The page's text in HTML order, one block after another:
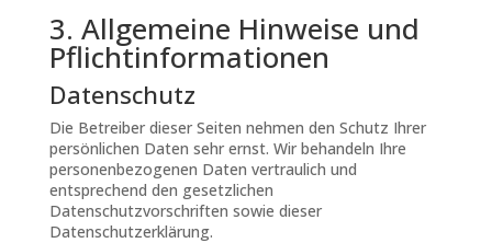
3. Allgemeine Hinweise und
Pflicht­informationen
Datenschutz
Die Betreiber dieser Seiten nehmen den Schutz Ihrer
persönlichen Daten sehr ernst. Wir behandeln Ihre
personenbezogenen Daten vertraulich und
entsprechend den gesetzlichen
Datenschutzvorschriften sowie dieser
Datenschutzerklärung.